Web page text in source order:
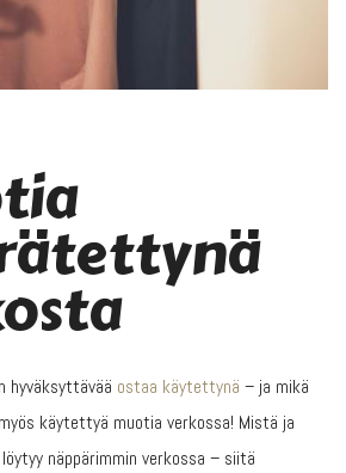
hyväksyttävää ostaa käytettynä – ja mikä
käytettyä muotia verkossa! Mistä ja
näppärimmin verkossa – siitä